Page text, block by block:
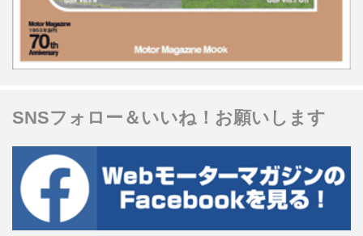
SNSフォロー＆いいね！お願いします